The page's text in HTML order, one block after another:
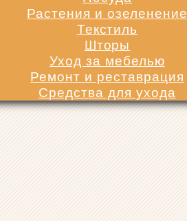
Растения и озеленение
Текстиль
Шторы
Уход за мебелью
Ремонт и реставрация
Средства для ухода